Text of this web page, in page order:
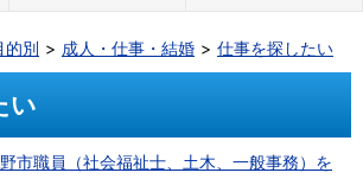
的別 成人・仕事・結婚 仕事を探したい
い
市職員（社会福祉士、土木、一般事務）を